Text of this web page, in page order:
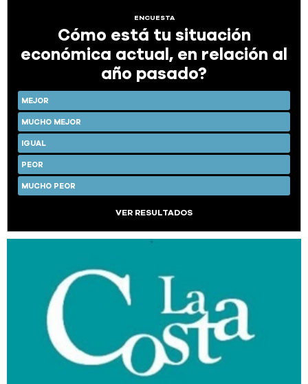
ENCUESTA
Cómo está tu situación
económica actual, en relación al
año pasado?
MEJOR
MUCHO MEJOR
IGUAL
PEOR
MUCHO PEOR
VER RESULTADOS